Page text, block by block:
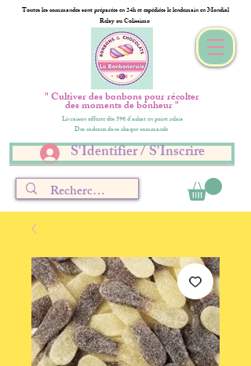
Toutes les commandes sont préparées en 24h et expédiées le lendemain en Mondial
Relay ou Colissimo
" Cultiver des bonbons pour récolter
des moments de bonheur "
Livraison offerte dès 59€ d'achat en point relais
Des cadeaux dans chaque commande
S'Identifier / S'Inscrire